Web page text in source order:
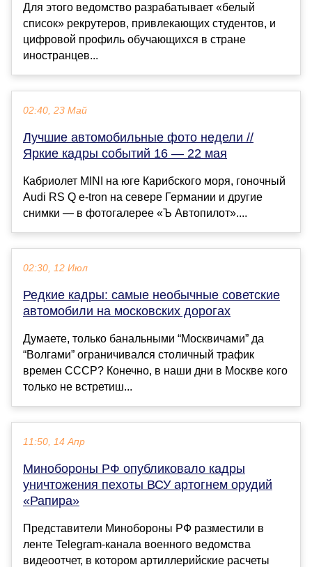
Для этого ведомство разрабатывает «белый
список» рекрутеров, привлекающих студентов, и
цифровой профиль обучающихся в стране
иностранцев...
02:40, 23 Май
Лучшие автомобильные фото недели //
Яркие кадры событий 16 — 22 мая
Кабриолет MINI на юге Карибского моря, гоночный
Audi RS Q e-tron на севере Германии и другие
снимки — в фотогалерее «Ъ Автопилот»....
02:30, 12 Июл
Редкие кадры: самые необычные советские
автомобили на московских дорогах
Думаете, только банальными “Москвичами” да
“Волгами” ограничивался столичный трафик
времен СССР? Конечно, в наши дни в Москве кого
только не встретиш...
11:50, 14 Апр
Минобороны РФ опубликовало кадры
уничтожения пехоты ВСУ артогнем орудий
«Рапира»
Представители Минобороны РФ разместили в
ленте Telegram-канала военного ведомства
видеоотчет, в котором артиллерийские расчеты